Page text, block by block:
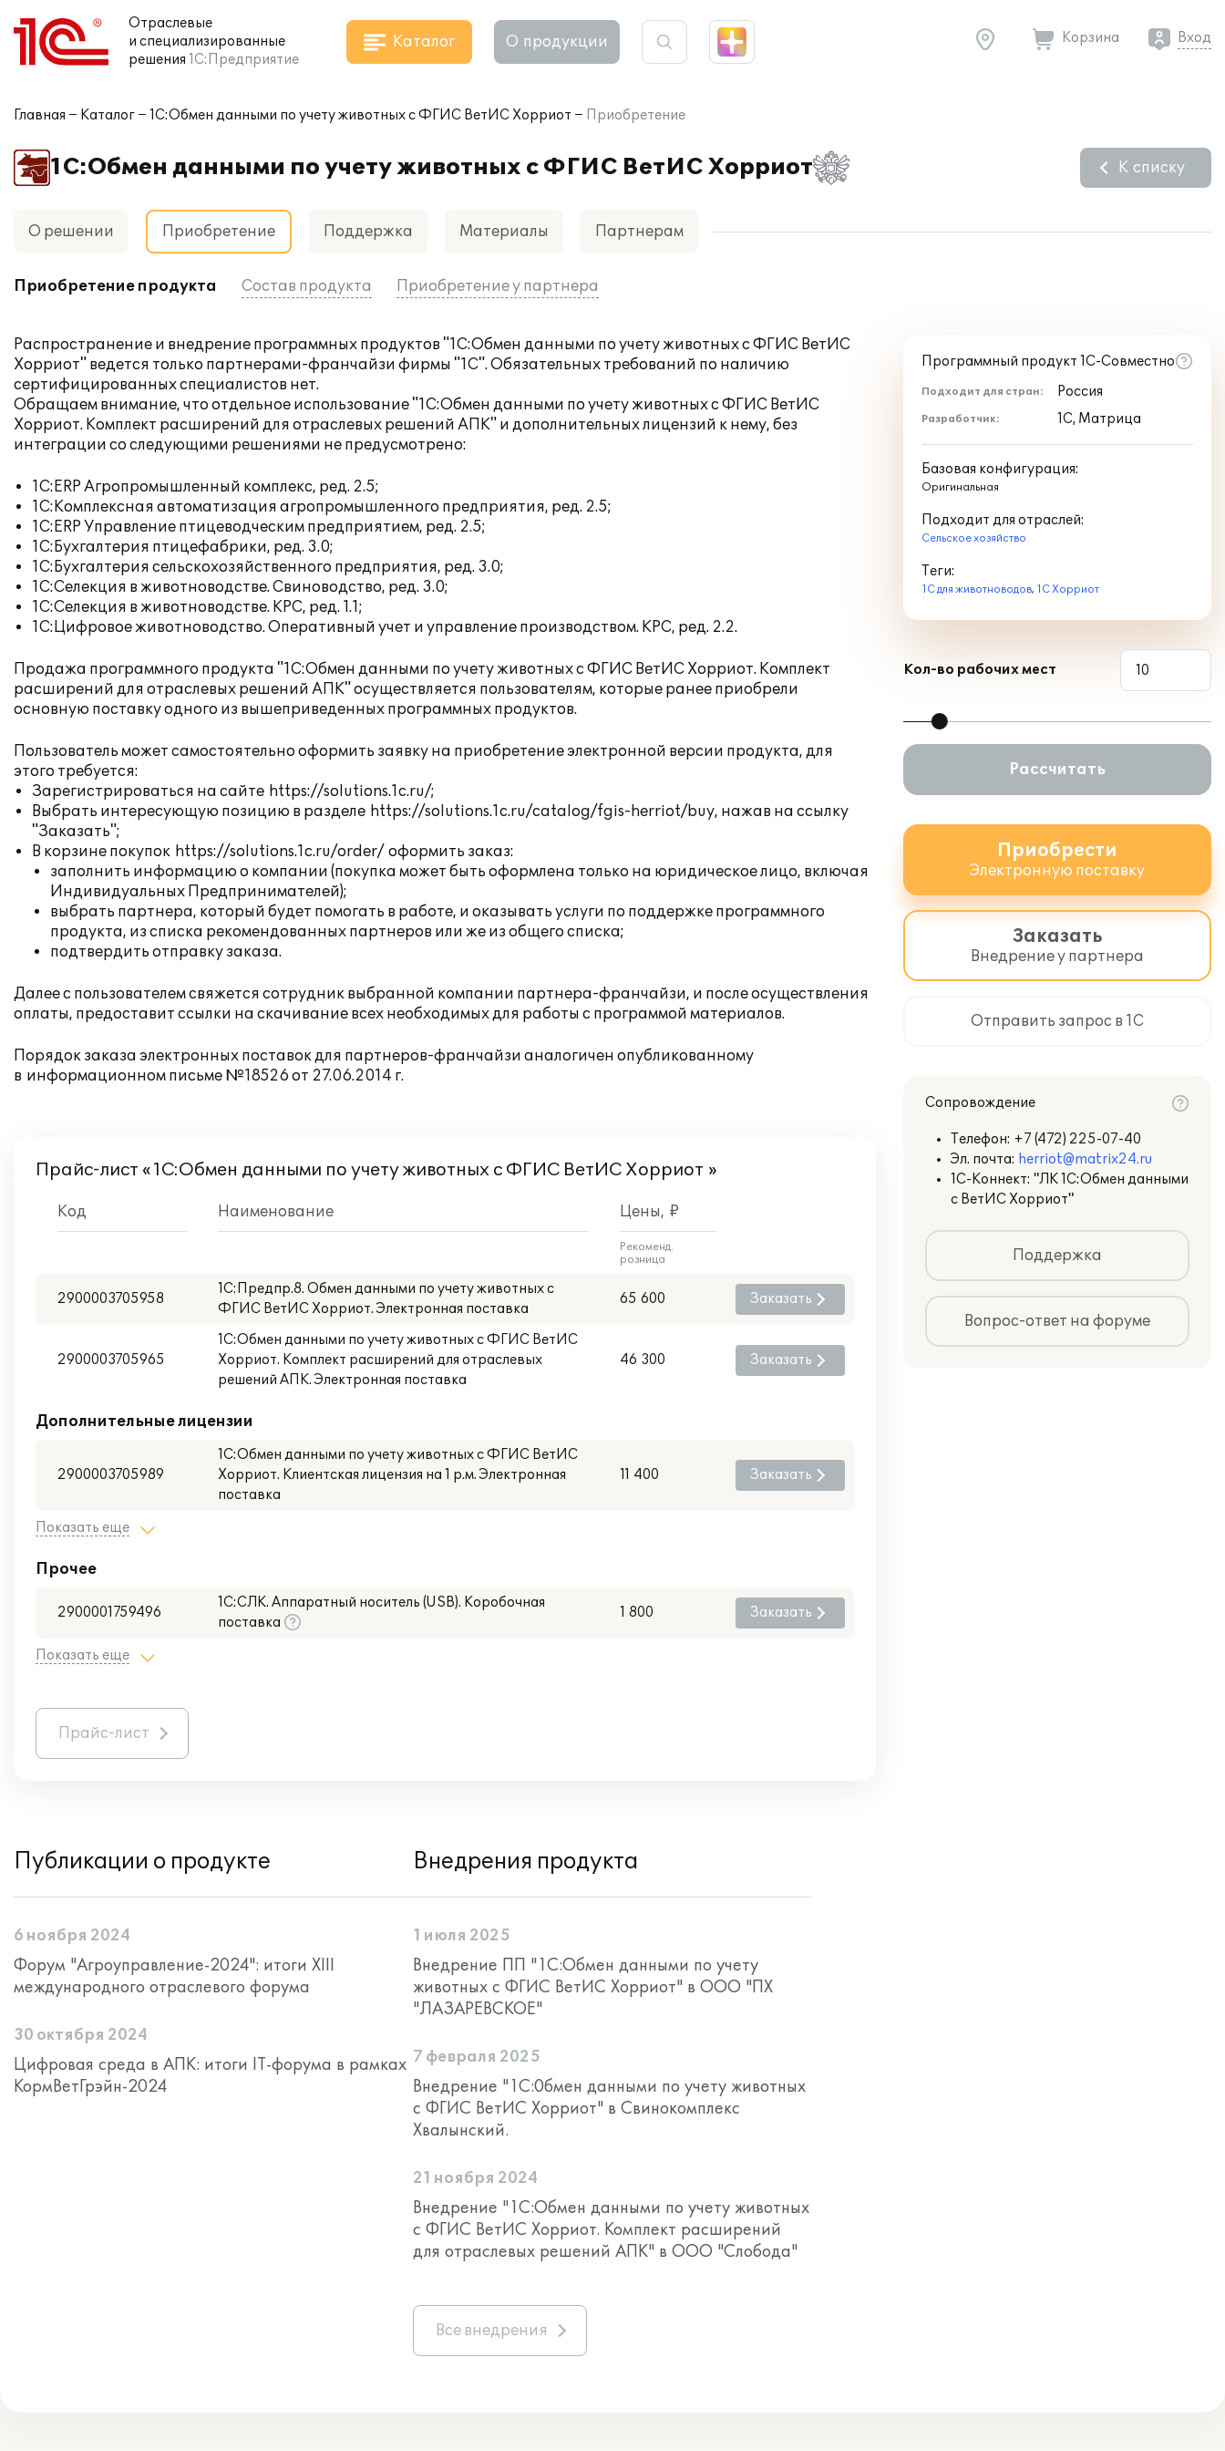
Отраслевые
и специализированные
решения 1С:Предприятие
Каталог О продукции Корзина Вход
Главная Каталог 1С:Обмен данными по учету животных с ФГИС ВетИС Хорриот Приобретение
1С:Обмен данными по учету животных с ФГИС ВетИС Хорриот К списку
О решении Приобретение Поддержка Материалы Партнерам
Приобретение продукта Состав продукта Приобретение у партнера
Распространение и внедрение программных продуктов "1С:Обмен данными по учету животных с ФГИС ВетИС
Хорриот" ведется только партнерами-франчайзи фирмы "1С". Обязательных требований по наличию
сертифицированных специалистов нет.
Обращаем внимание, что отдельное использование "1C:Обмен данными по учету животных с ФГИС ВетИС
Хорриот. Комплект расширений для отраслевых решений АПК" и дополнительных лицензий к нему, без
интеграции со следующими решениями не предусмотрено:
1С:ERP Агропромышленный комплекс, ред. 2.5;
1С:Комплексная автоматизация агропромышленного предприятия, ред. 2.5;
1С:ERP Управление птицеводческим предприятием, ред. 2.5;
1С:Бухгалтерия птицефабрики, ред. 3.0;
1С:Бухгалтерия сельскохозяйственного предприятия, ред. 3.0;
1С:Селекция в животноводстве. Свиноводство, ред. 3.0;
1С:Селекция в животноводстве. КРС, ред. 1.1;
1С:Цифровое животноводство. Оперативный учет и управление производством. КРС, ред. 2.2.
Продажа программного продукта "1C:Обмен данными по учету животных с ФГИС ВетИС Хорриот. Комплект
расширений для отраслевых решений АПК" осуществляется пользователям, которые ранее приобрели
основную поставку одного из вышеприведенных программных продуктов.
Пользователь может самостоятельно оформить заявку на приобретение электронной версии продукта, для
этого требуется:
Зарегистрироваться на сайте https://solutions.1c.ru/;
Выбрать интересующую позицию в разделе https://solutions.1c.ru/catalog/fgis-herriot/buy, нажав на ссылку
"Заказать";
В корзине покупок https://solutions.1c.ru/order/ оформить заказ:
заполнить информацию о компании (покупка может быть оформлена только на юридическое лицо, включая
Индивидуальных Предпринимателей);
выбрать партнера, который будет помогать в работе, и оказывать услуги по поддержке программного
продукта, из списка рекомендованных партнеров или же из общего списка;
подтвердить отправку заказа.
Далее с пользователем свяжется сотрудник выбранной компании партнера-франчайзи, и после осуществления
оплаты, предоставит ссылки на скачивание всех необходимых для работы с программой материалов.
Порядок заказа электронных поставок для партнеров-франчайзи аналогичен опубликованному
в информационном письме №18526 от 27.06.2014 г.
Прайс-лист «1С:Обмен данными по учету животных с ФГИС ВетИС Хорриот »
Код Наименование Цены, ₽
Рекоменд.
розница
2900003705958
1С:Предпр.8. Обмен данными по учету животных с
ФГИС ВетИС Хорриот. Электронная поставка
65 600 Заказать
2900003705965
1С:Обмен данными по учету животных с ФГИС ВетИС
Хорриот. Комплект расширений для отраслевых
решений АПК. Электронная поставка
46 300 Заказать
Дополнительные лицензии
2900003705989
1С:Обмен данными по учету животных с ФГИС ВетИС
Хорриот. Клиентская лицензия на 1 р.м. Электронная
поставка
11 400 Заказать
Показать еще
Прочее
2900001759496
1С:СЛК. Аппаратный носитель (USB). Коробочная
поставка
1 800 Заказать
Показать еще
Прайс-лист
Программный продукт 1С-Совместно
Подходит для стран: Россия
Разработчик: 1С, Матрица
Базовая конфигурация:
Оригинальная
Подходит для отраслей:
Сельское хозяйство
Теги:
1С для животноводов, 1С Хорриот
Кол-во рабочих мест
Рассчитать
Приобрести
Электронную поставку
Заказать
Внедрение у партнера
Отправить запрос в 1С
Сопровождение
Телефон: +7 (472) 225-07-40
Эл. почта: herriot@matrix24.ru
1С-Коннект: "ЛК 1С:Обмен данными
с ВетИС Хорриот"
Поддержка
Вопрос-ответ на форуме
Публикации о продукте
6 ноября 2024
Форум "Агроуправление-2024": итоги XIII
международного отраслевого форума
30 октября 2024
Цифровая среда в АПК: итоги IT-форума в рамках
КормВетГрэйн-2024
Внедрения продукта
1 июля 2025
Внедрение ПП "1С:Обмен данными по учету
животных с ФГИС ВетИС Хорриот" в ООО "ПХ
"ЛАЗАРЕВСКОЕ"
7 февраля 2025
Внедрение "1С:0бмен данными по учету животных
с ФГИС ВетИС Хорриот" в Свинокомплекс
Хвалынский.
21 ноября 2024
Внедрение "1С:Обмен данными по учету животных
с ФГИС ВетИС Хорриот. Комплект расширений
для отраслевых решений АПК" в ООО "Слобода"
Все внедрения